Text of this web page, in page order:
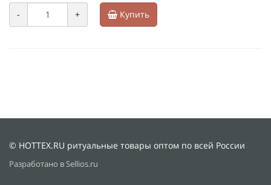
- + Купить
© HOTTEX.RU ритуальные товары оптом по всей России
Разработано в Sellios.ru